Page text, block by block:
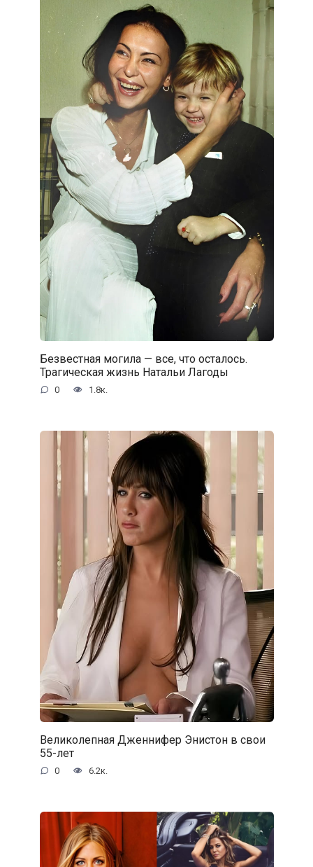
Безвестная могила — все, что осталось.
Трагическая жизнь Натальи Лагоды
0 1.8к.
Великолепная Дженнифер Энистон в свои
55-лет
0 6.2к.